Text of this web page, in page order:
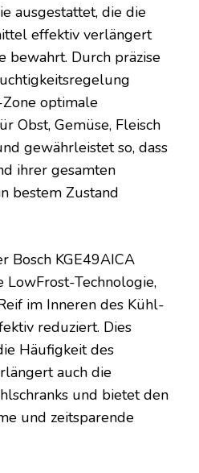
ausgestattet, die die
effektiv verlängert
bewahrt. Durch präzise
optimale
Obst, Gemüse, Fleisch
gewährleistet so, dass
ihrer gesamten
bestem Zustand
Bosch KGE49AICA
LowFrost-Technologie,
im Inneren des Kühl-
reduziert. Dies
Häufigkeit des
auch die
und bietet den
und zeitsparende